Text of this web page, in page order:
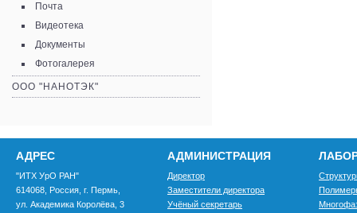
Почта
Видеотека
Документы
Фотогалерея
ООО "НАНОТЭК"
АДРЕС
"ИТХ УрО РАН"
614068, Россия, г. Пермь,
ул. Академика Королёва, 3
АДМИНИСТРАЦИЯ
Директор
Заместители директора
Учёный секретарь